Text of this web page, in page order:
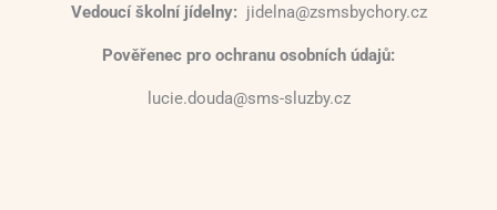
Vedoucí školní jídelny: jidelna@zsmsbychory.cz
Pověřenec pro ochranu osobních údajů:
lucie.douda@sms-sluzby.cz